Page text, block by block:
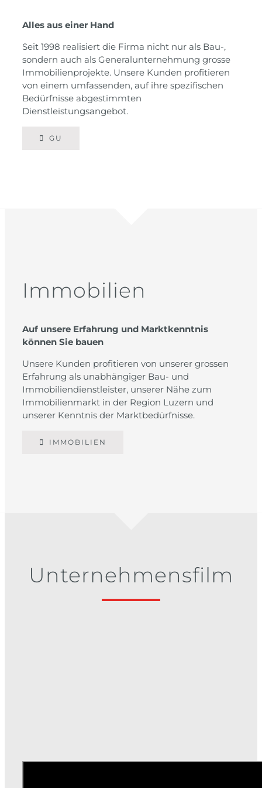
Alles aus einer Hand
Seit 1998 realisiert die Firma nicht nur als Bau-,
sondern auch als Generalunternehmung grosse
Immobilienprojekte. Unsere Kunden profitieren
von einem umfassenden, auf ihre spezifischen
Bedürfnisse abgestimmten
Dienstleistungsangebot.
GU
Immobilien
Auf unsere Erfahrung und Marktkenntnis
können Sie bauen
Unsere Kunden profitieren von unserer grossen
Erfahrung als unabhängiger Bau- und
Immobiliendienstleister, unserer Nähe zum
Immobilienmarkt in der Region Luzern und
unserer Kenntnis der Marktbedürfnisse.
IMMOBILIEN
Unternehmensfilm